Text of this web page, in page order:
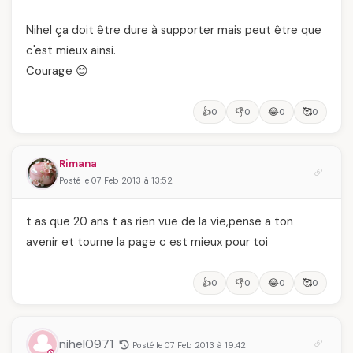
Nihel ça doit être dure à supporter mais peut être que
c'est mieux ainsi.
Courage 😊
👍0 👎0 😂0 🥰0
Rimana
Posté le 07 Feb 2013 à 13:52
t as que 20 ans t as rien vue de la vie,pense a ton
avenir et tourne la page c est mieux pour toi
👍0 👎0 😂0 🥰0
nihel0971 Posté le 07 Feb 2013 à 19:42